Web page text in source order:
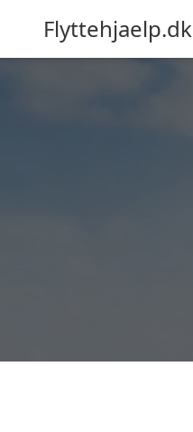
Flyttehjaelp.dk